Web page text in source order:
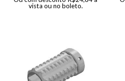
vista ou no boleto.